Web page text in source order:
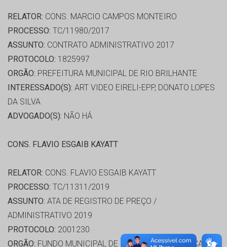
RELATOR: CONS. MARCIO CAMPOS MONTEIRO
PROCESSO: TC/11980/2017
ASSUNTO: CONTRATO ADMINISTRATIVO 2017
PROTOCOLO: 1825997
ORGÃO: PREFEITURA MUNICIPAL DE RIO BRILHANTE
INTERESSADO(S): ART VIDEO EIRELI-EPP, DONATO LOPES
DA SILVA
ADVOGADO(S): NÃO HÁ
CONS. FLAVIO ESGAIB KAYATT
RELATOR: CONS. FLAVIO ESGAIB KAYATT
PROCESSO: TC/11311/2019
ASSUNTO: ATA DE REGISTRO DE PREÇO /
ADMINISTRATIVO 2019
PROTOCOLO: 2001230
ORGÃO: FUNDO MUNICIPAL DE SAÚDE DE COSTA RICA